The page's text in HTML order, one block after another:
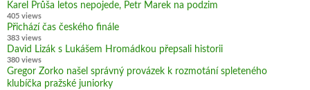
Karel Průša letos nepojede, Petr Marek na podzim
405 views
Přichází čas českého finále
383 views
David Lizák s Lukášem Hromádkou přepsali historii
380 views
Gregor Zorko našel správný provázek k rozmotání spleteného
klubíčka pražské juniorky